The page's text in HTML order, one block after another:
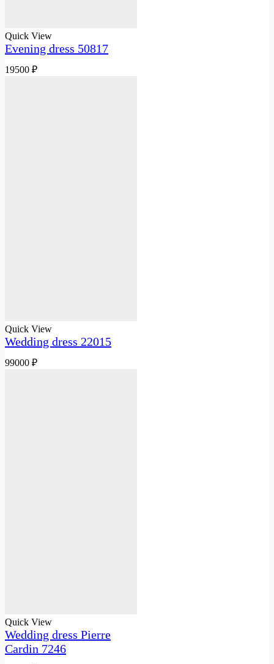
Quick View
Evening dress 50817
19500 ₽
Quick View
Wedding dress 22015
99000 ₽
Quick View
Wedding dress Pierre
Cardin 7246